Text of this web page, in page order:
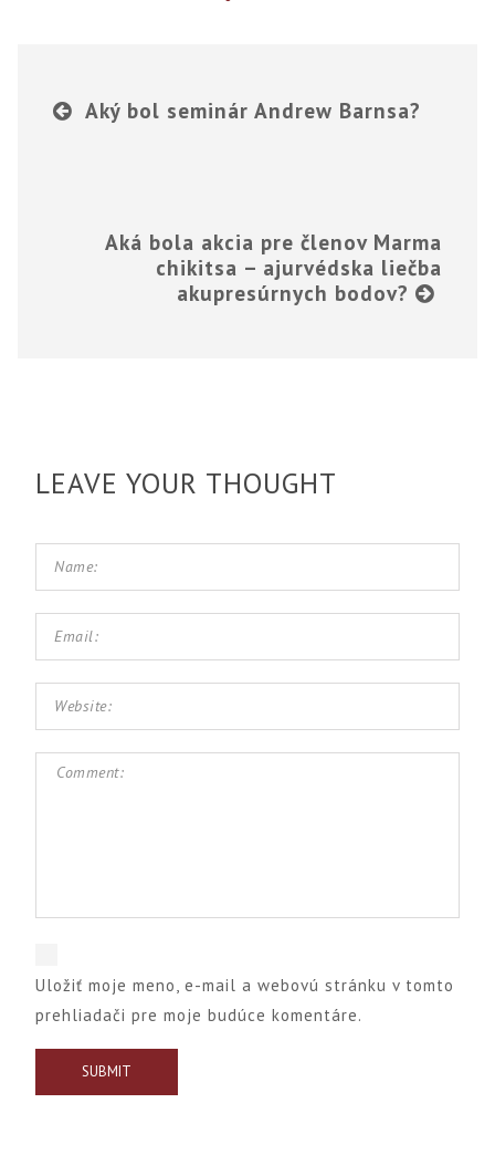
Aký bol seminár Andrew Barnsa?
Aká bola akcia pre členov Marma
chikitsa – ajurvédska liečba
akupresúrnych bodov?
LEAVE YOUR THOUGHT
Uložiť moje meno, e-mail a webovú stránku v tomto
prehliadači pre moje budúce komentáre.